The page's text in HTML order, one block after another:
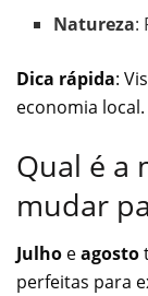
Natureza:
Dica rápida:
economia local.
Qual é a
mudar
Julho eagosto
perfeitas para